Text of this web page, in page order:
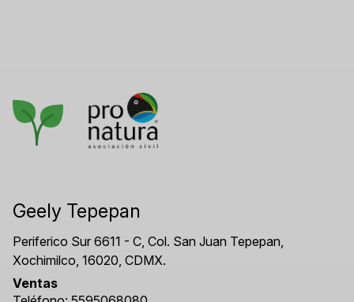
Geely Tepepan
Periferico Sur 6611 - C, Col. San Juan Tepepan,
Xochimilco, 16020, CDMX.
Ventas